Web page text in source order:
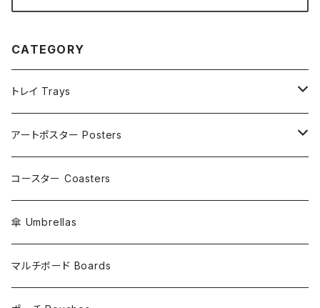
CATEGORY
トレイ Trays
トレイ 横 27 x 縦 20 ( cm )
トレイ Φ 38 ( cm )
トレイ 32 x 32 ( cm )
アートポスター Posters
ポスター A4 / 横 21 x 縦 29.7 ( cm )
ポスター A3 / 横 29.7 x 縦 42 ( cm )
ポスター A2 / 横 42 x 縦 59.4 ( cm )
コースター Coasters
傘 Umbrellas
マルチボード Boards